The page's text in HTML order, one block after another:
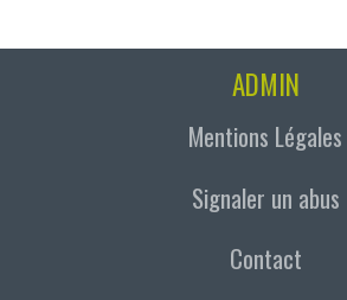
ADMIN
Mentions Légales
Signaler un abus
Contact